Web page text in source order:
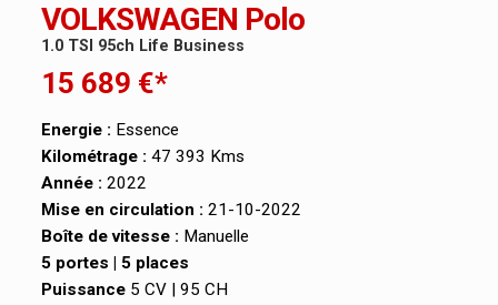
VOLKSWAGEN Polo
1.0 TSI 95ch Life Business
15 689 €*
Energie : Essence
Kilométrage : 47 393 Kms
Année : 2022
Mise en circulation : 21-10-2022
Boîte de vitesse : Manuelle
5 portes | 5 places
Puissance 5 CV | 95 CH